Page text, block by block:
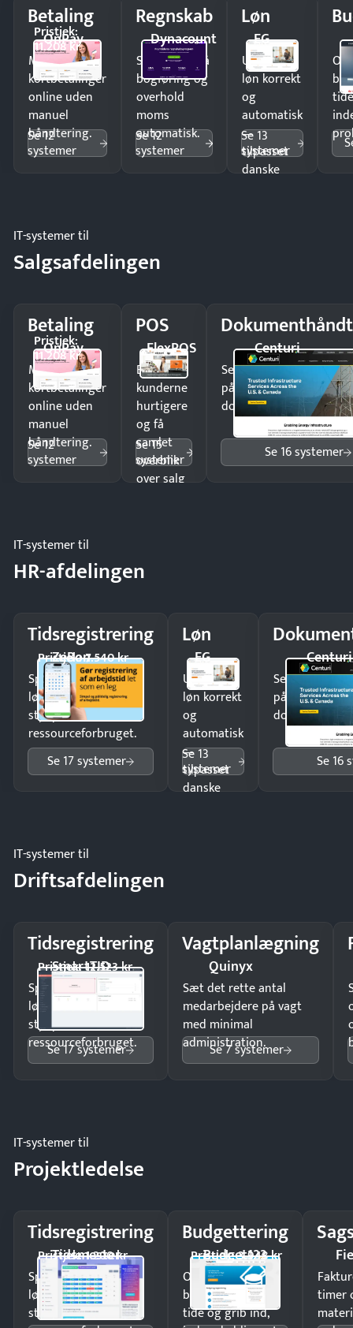
Betaling
OnPay
Pristjek:
11.208 kr
Modtag
kortbetalinger
online uden
manuel
håndtering.
Se 12
systemer
Regnskab
Dynacount
Spar timer på
bogføring og
overhold
moms
automatisk.
Se 12
systemer
Løn
EG
Udbetal
løn korrekt
og
automatisk
—
tilpasset
danske
Se 13
systemer
IT-systemer til
Salgsafdelingen
Betaling
OnPay
Pristjek:
11.208 kr
Modtag
kortbetalinger
online uden
manuel
håndtering.
Se 12
systemer
POS
FlexPOS
Ekspedér
kunderne
hurtigere
og få
samlet
overblik
over salg
Se 15
systemer
Centuri
Send kontrakter til
på minutter og mist
dokumenter.
Se 16 systemer
IT-systemer til
HR-afdelingen
Tidsregistrering
ZeBon
Pristjek: 7.540 kr
Spar tid på
lønberegning og få
styr på
ressourceforbruget.
Se 17 systemer
Løn
EG
Udbetal
løn korrekt
og
automatisk
—
tilpasset
danske
Se 13
systemer
Centuri
Send
på minutter
dokumenter.
Se 16
IT-systemer til
Driftsafdelingen
Tidsregistrering
SmartTID
Pristjek: 12.523 kr
Spar tid på
lønberegning og få
styr på
ressourceforbruget.
Se 17 systemer
Vagtplanlægning
Quinyx
Sæt det rette antal
medarbejdere på vagt
med minimal
administration.
Se 7 systemer
IT-systemer til
Projektledelse
Tidsregistrering
Tidsmester
Pristjek: 1.200 kr
Spar tid på
lønberegning og få
styr på
Budgettering
Budget123
Pristjek: 3.948 kr
Opdag
budgetafvigelser i
tide og grib ind,
timer